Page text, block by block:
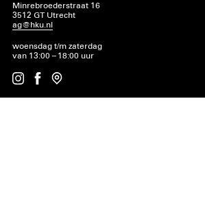
Minrebroederstraat 16
3512 GT Utrecht
ag@hku.nl
woensdag t/m zaterdag
van 13:00 – 18:00 uur